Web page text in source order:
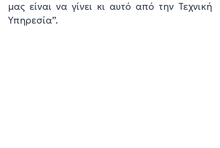
μας είναι να γίνει κι αυτό από την Τεχνική
Υπηρεσία”.